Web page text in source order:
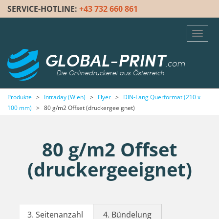
SERVICE-HOTLINE: +43 732 660 861
GLOBAL-PRINT.com
Die Onlinedruckerei aus Österreich
Produkte > Intraday (Wien) > Flyer >
DIN-Lang Querformat (210 x
100 mm) > 80 g/m2 Offset (druckergeeignet)
80 g/m2 Offset
(druckergeeignet)
3. Seitenanzahl 4. Bündelung